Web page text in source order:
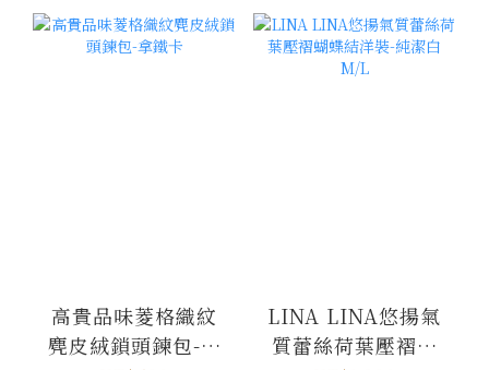
高貴品味菱格織紋
麂皮絨鎖頭鍊包-拿
LINA LINA悠揚氣
質蕾絲荷葉壓褶蝴